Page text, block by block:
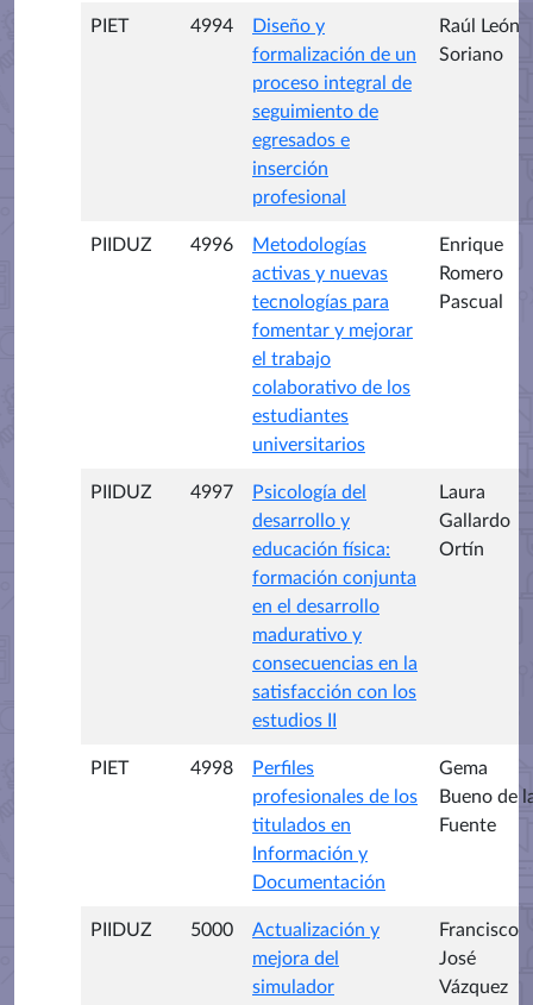
PIET 4994
Diseño y
formalización de un
proceso integral de
seguimiento de
egresados e
inserción
profesional
Raúl León
Soriano
PIIDUZ 4996
Metodologías
activas y nuevas
tecnologías para
fomentar y mejorar
el trabajo
colaborativo de los
estudiantes
universitarios
Enrique
Romero
Pascual
PIIDUZ 4997
Psicología del
desarrollo y
educación física:
formación conjunta
en el desarrollo
madurativo y
consecuencias en la
satisfacción con los
estudios II
Laura
Gallardo
Ortín
PIET 4998
Perfiles
profesionales de los
titulados en
Información y
Documentación
Gema
Bueno de
Fuente
PIIDUZ 5000
Actualización y
mejora del
simulador
Francisco
José
Vázquez